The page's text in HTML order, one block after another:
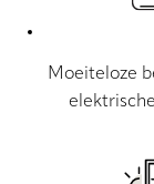
Moeiteloze